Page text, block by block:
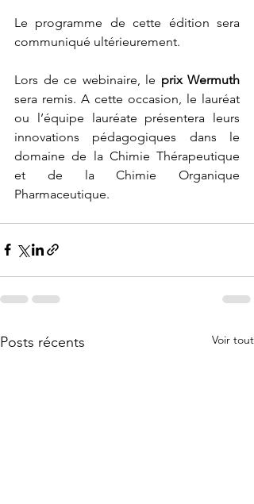
Le programme de cette édition sera
communiqué ultérieurement.
Lors de ce webinaire, le prix Wermuth
sera remis. A cette occasion, le lauréat
ou l’équipe lauréate présentera leurs
innovations pédagogiques dans le
domaine de la Chimie Thérapeutique
et de la Chimie Organique
Pharmaceutique.
Posts récents Voir tout